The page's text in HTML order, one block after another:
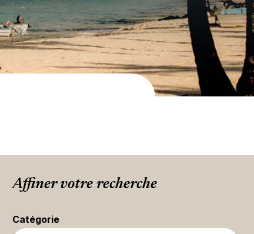
Affiner votre recherche
Catégorie